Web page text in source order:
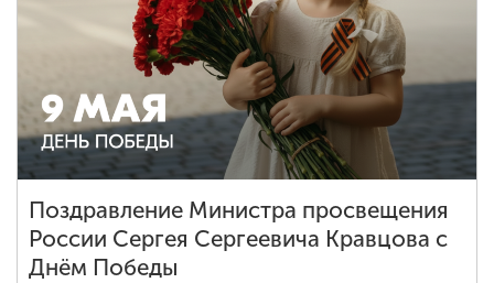
Поздравление Министра просвещения
России Сергея Сергеевича Кравцова с
Днём Победы